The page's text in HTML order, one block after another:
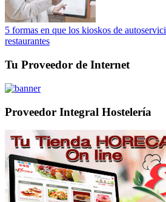
5 formas en que los kioskos de
restaurantes
Tu Proveedor de Internet
Proveedor Integral Hostelería